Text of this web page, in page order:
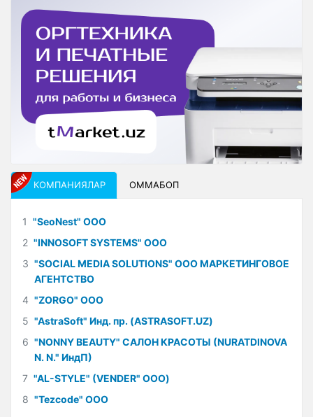
КОМПАНИЯЛАР ОММАБОП
1 "SeoNest" ООО
2 "INNOSOFT SYSTEMS" ООО
3 "SOCIAL MEDIA SOLUTIONS" ООО МАРКЕТИНГОВОЕ
АГЕНТСТВО
4 "ZORGO" ООО
5 "AstraSoft" Инд. пр. (ASTRASOFT.UZ)
6 "NONNY BEAUTY" САЛОН КРАСОТЫ (NURATDINOVA
N. N." ИндП)
7 "AL-STYLE" (VENDER" ООО)
8 "Tezcode" ООО